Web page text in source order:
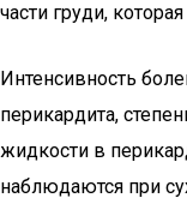
части груди,
Интенсивность
перикардита,
жидкости в
наблюдаются при